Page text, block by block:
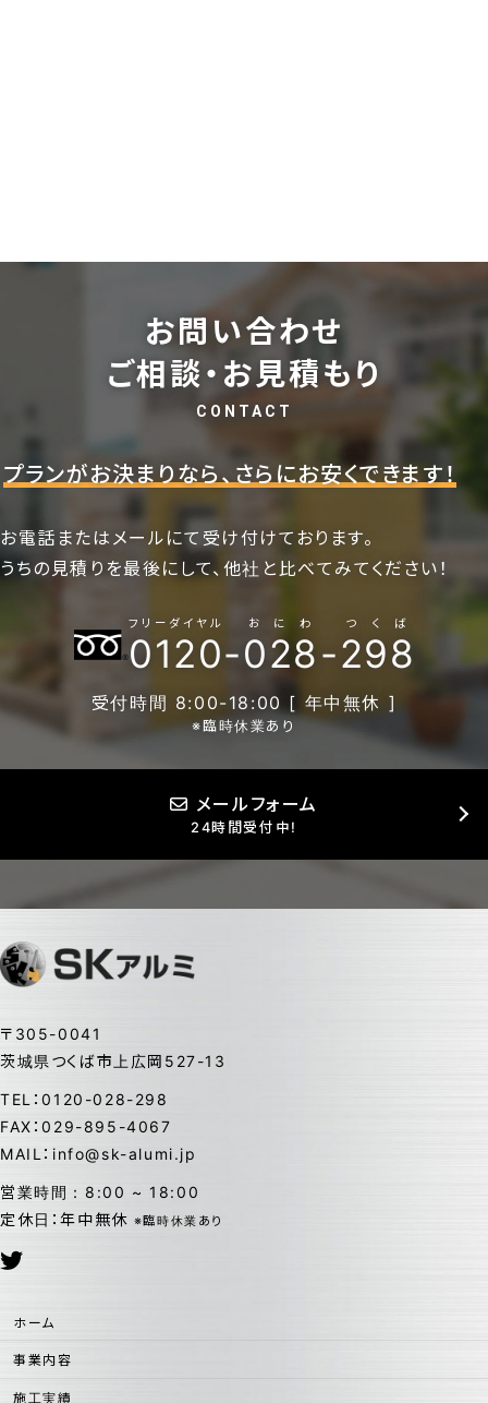
お問い合わせ
ご相談・お見積もり
CONTACT
プランがお決まりなら、さらにお安くできます！
お電話またはメールにて受け付けております。
うちの見積りを最後にして、他社と比べてみてください！
0120
フリーダイヤル
-028
おにわ
-298
つくば
受付時間 8:00-18:00 [ 年中無休 ]
※臨時休業あり
メールフォーム
24時間受付中!
〒305-0041
茨城県つくば市上広岡527-13
TEL：0120-028-298
FAX：029-895-4067
MAIL：info@sk-alumi.jp
営業時間：8:00 ~ 18:00
定休日：年中無休 ※臨時休業あり
ホーム
事業内容
施工実績